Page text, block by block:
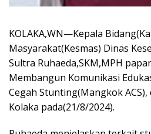
KOLAKA,WN—Kepala
Masyarakat(Kesmas) Dinas
Sultra Ruhaeda,SKM,MPH
Membangun Komunikasi
Cegah Stunting(Mangkok
Kolaka pada(21/8/2024).